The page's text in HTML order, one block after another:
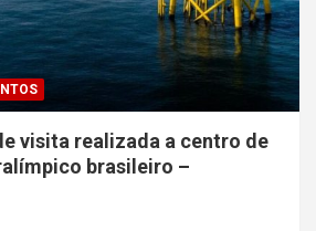
visita realizada a centro de
brasileiro –